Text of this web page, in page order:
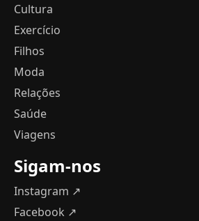
Cultura
Exercício
Filhos
Moda
Relações
Saúde
Viagens
Sigam-nos
Instagram ↗
Facebook ↗